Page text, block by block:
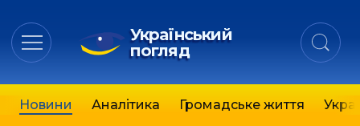
Український
погляд
Новини Аналітика Громадське життя